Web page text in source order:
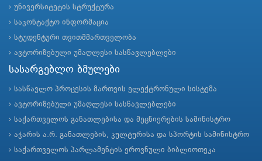
უნივერსიტეტის სტრუქტურა
საკონტაქტო ინფორმაცია
სტუდენტური თვითმმართველობა
ავტორიზებული უმაღლესი სასწავლებლები
სასარგებლო ბმულები
სასწავლო პროცესის მართვის ელექტრონული სისტემა
ავტორიზებული უმაღლესი სასწავლებლები
საქართველოს განათლებისა და მეცნიერების სამინისტრო
აჭარის ა.რ. განათლების, კულტურისა და სპორტის სამინისტრო
საქართველოს პარლამენტის ეროვნული ბიბლიოთეკა